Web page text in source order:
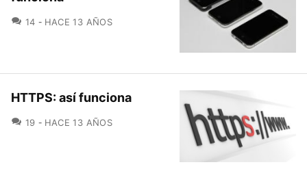
14 COMENTARIOS
HACE 13 AÑOS
HTTPS: así funciona
19 COMENTARIOS
HACE 13 AÑOS